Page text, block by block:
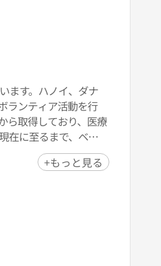
ます。ハノイ、ダナ
ランティア活動を行
ら取得しており、医療
在に至るまで、ベト
も多くの病院と協力
+もっと見る